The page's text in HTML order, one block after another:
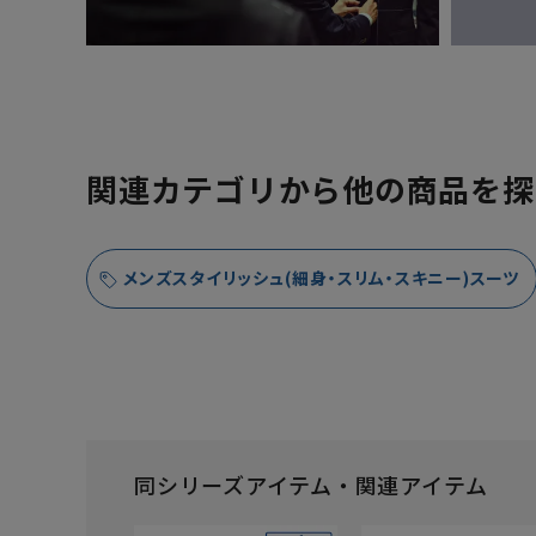
関連カテゴリから他の商品を
メンズスタイリッシュ(細身・スリム・スキニー)スーツ
同シリーズアイテム・関連アイテム